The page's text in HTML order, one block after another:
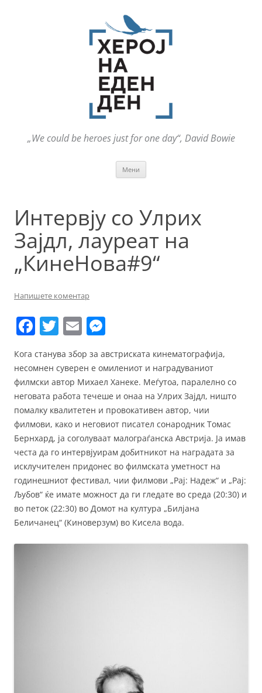
„We could be heroes just for one day“, David Bowie
Мени
Интервју со Улрих
Зајдл, лауреат на
„КинеНова#9“
Напишете коментар
F
c
e
b
o
o
k
T
itt
er
E
ai
l
ss
e
n
g
er
Кога станува збор за австриската кинематографија,
несомнен суверен е омилениот и наградуваниот
филмски автор Михаел Ханеке. Меѓутоа, паралелно со
неговата работа течеше и онаа на Улрих Зајдл, ништо
помалку квалитетен и провокативен автор, чии
филмови, како и неговиот писател сонародник Томас
Бернхард, ја соголуваат малограѓанска Австрија. Ја имав
честа да го интервјуирам добитникот на наградата за
исклучителен придонес во филмската уметност на
годинешниот фестивал, чии филмови „Рај: Надеж“ и „Рај:
Љубов“ ќе имате можност да ги гледате во среда (20:30) и
во петок (22:30) во Домот на култура „Билјана
Беличанец“ (Киноверзум) во Кисела вода.